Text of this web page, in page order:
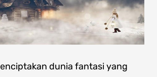
dunia fantasi yang